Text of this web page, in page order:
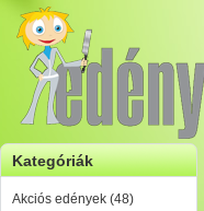
Kategóriák
Akciós edények (48)